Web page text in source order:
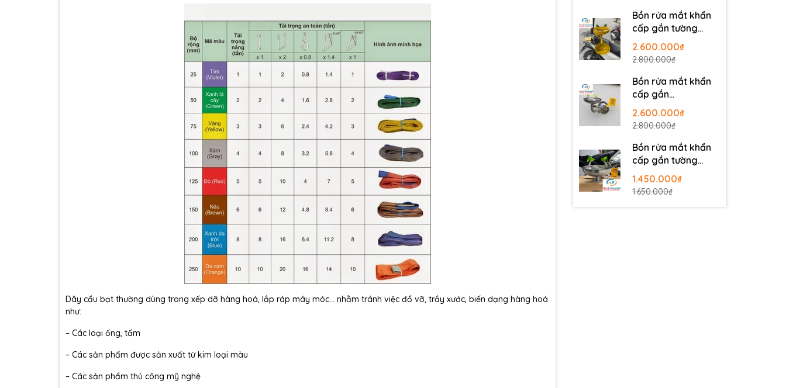
Dây cẩu bạt thường dùng trong xếp dỡ hàng hoá, lắp ráp máy móc… nhằm tránh việc đổ vỡ, trầy xước, biến dạng hàng hoá
như:
– Các loại ống, tấm
– Các sản phẩm được sản xuất từ kim loại màu
– Các sản phẩm thủ công mỹ nghệ
Bồn rửa mắt khẩn
cấp gắn tường
UK302
2.600.000₫
2.800.000₫
Bồn rửa mắt khẩn
cấp gắn
tường(EW402)
2.600.000₫
2.800.000₫
Bồn rửa mắt khẩn
cấp gắn tường
UK401
1.450.000₫
1.650.000₫